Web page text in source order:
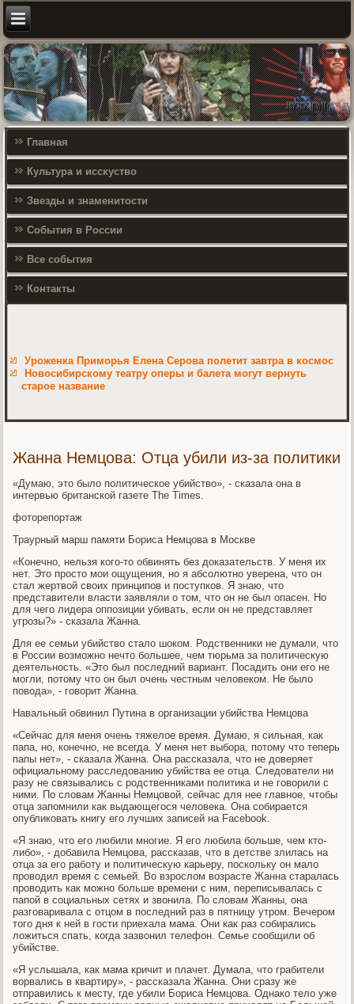
Главная
Культура и исскуство
Звезды и знаменитости
События в России
Все события
Контакты
Уроженка Приморья Елена Серова полетит завтра в космос
Новосибирскому театру оперы и балета могут вернуть
старое название
Жанна Немцова: Отца убили из-за политики
«Думаю, это было политическое убийство», - сказала она в
интервью британской газете The Times.
фоторепортаж
Траурный марш памяти Бориса Немцова в Москве
«Конечно, нельзя кого-то обвинять без доказательств. У меня их
нет. Это просто мои ощущения, но я абсолютно уверена, что он
стал жертвой своих принципов и поступков. Я знаю, что
представители власти заявляли о том, что он не был опасен. Но
для чего лидера оппозиции убивать, если он не представляет
угрозы?» - сказала Жанна.
Для ее семьи убийство стало шоком. Родственники не думали, что
в России возможно нечто большее, чем тюрьма за политическую
деятельность. «Это был последний вариант. Посадить они его не
могли, потому что он был очень честным человеком. Не было
повода», - говорит Жанна.
Навальный обвинил Путина в организации убийства Немцова
«Сейчас для меня очень тяжелое время. Думаю, я сильная, как
папа, но, конечно, не всегда. У меня нет выбора, потому что теперь
папы нет», - сказала Жанна. Она рассказала, что не доверяет
официальному расследованию убийства ее отца. Следователи ни
разу не связывались с родственниками политика и не говорили с
ними. По словам Жанны Немцовой, сейчас для нее главное, чтобы
отца запомнили как выдающегося человека. Она собирается
опубликовать книгу его лучших записей на Facebook.
«Я знаю, что его любили многие. Я его любила больше, чем кто-
либо», - добавила Немцова, рассказав, что в детстве злилась на
отца за его работу и политическую карьеру, поскольку он мало
проводил время с семьей. Во взрослом возрасте Жанна старалась
проводить как можно больше времени с ним, переписывалась с
папой в социальных сетях и звонила. По словам Жанны, она
разговаривала с отцом в последний раз в пятницу утром. Вечером
того дня к ней в гости приехала мама. Они как раз собирались
ложиться спать, когда зазвонил телефон. Семье сообщили об
убийстве.
«Я услышала, как мама кричит и плачет. Думала, что грабители
ворвались в квартиру», - рассказала Жанна. Они сразу же
отправились к месту, где убили Бориса Немцова. Однако тело уже